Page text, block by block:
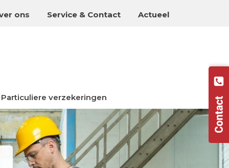
ons Service & Contact Actueel
Particuliere verzekeringen